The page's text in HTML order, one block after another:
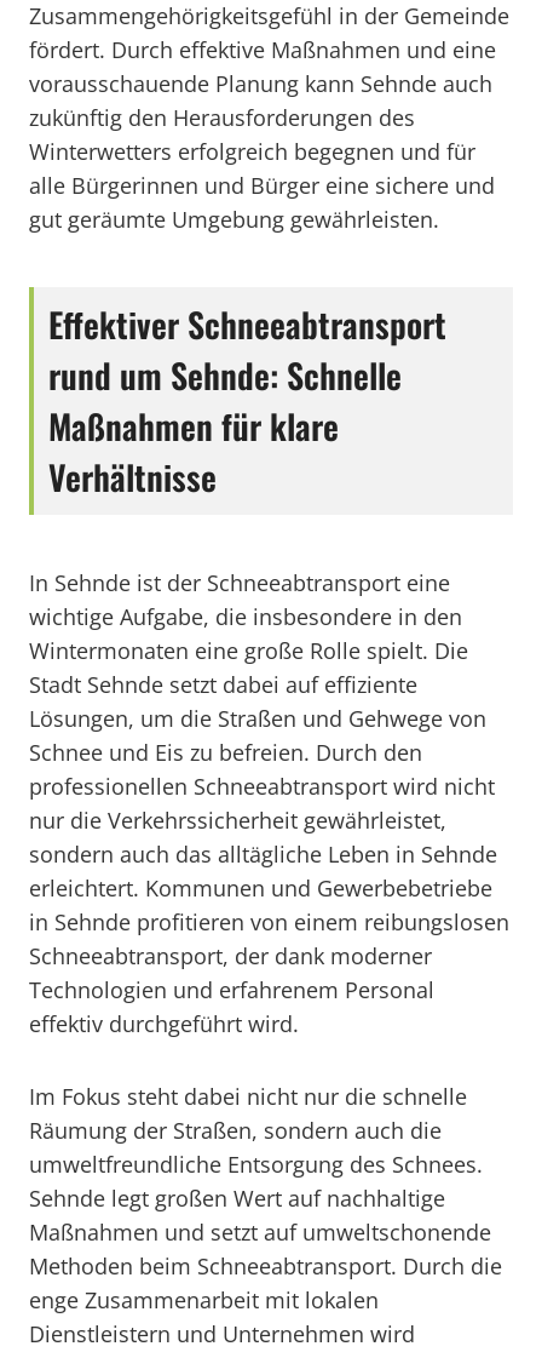
Zusammengehörigkeitsgefühl in der Gemeinde
fördert. Durch effektive Maßnahmen und eine
vorausschauende Planung kann Sehnde auch
zukünftig den Herausforderungen des
Winterwetters erfolgreich begegnen und für
alle Bürgerinnen und Bürger eine sichere und
gut geräumte Umgebung gewährleisten.
Effektiver Schneeabtransport
rund um Sehnde: Schnelle
Maßnahmen für klare
Verhältnisse
In Sehnde ist der Schneeabtransport eine
wichtige Aufgabe, die insbesondere in den
Wintermonaten eine große Rolle spielt. Die
Stadt Sehnde setzt dabei auf effiziente
Lösungen, um die Straßen und Gehwege von
Schnee und Eis zu befreien. Durch den
professionellen Schneeabtransport wird nicht
nur die Verkehrssicherheit gewährleistet,
sondern auch das alltägliche Leben in Sehnde
erleichtert. Kommunen und Gewerbebetriebe
in Sehnde profitieren von einem reibungslosen
Schneeabtransport, der dank moderner
Technologien und erfahrenem Personal
effektiv durchgeführt wird.
Im Fokus steht dabei nicht nur die schnelle
Räumung der Straßen, sondern auch die
umweltfreundliche Entsorgung des Schnees.
Sehnde legt großen Wert auf nachhaltige
Maßnahmen und setzt auf umweltschonende
Methoden beim Schneeabtransport. Durch die
enge Zusammenarbeit mit lokalen
Dienstleistern und Unternehmen wird